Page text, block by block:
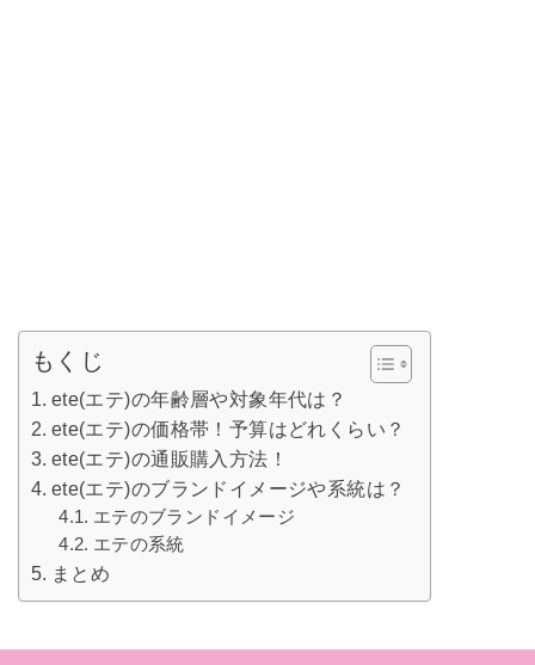
もくじ
ete(エテ)の年齢層や対象年代は？
ete(エテ)の価格帯！予算はどれくらい？
ete(エテ)の通販購入方法！
ete(エテ)のブランドイメージや系統は？
エテのブランドイメージ
エテの系統
まとめ